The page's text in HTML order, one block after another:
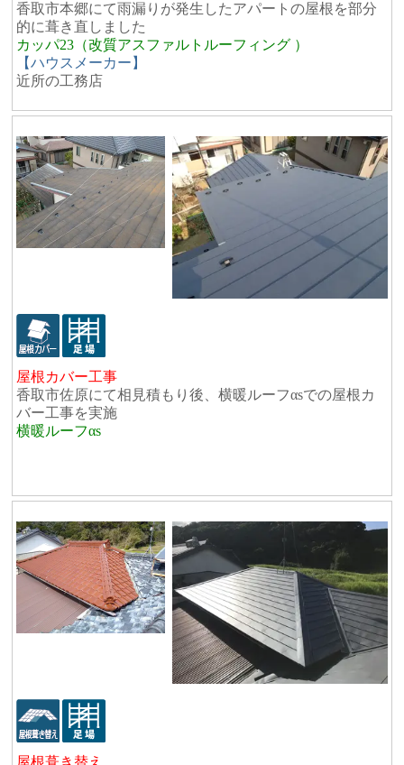
香取市本郷にて雨漏りが発生したアパートの屋根を部分
的に葺き直しました
カッパ23（改質アスファルトルーフィング ）
【ハウスメーカー】
近所の工務店
屋根カバー工事
香取市佐原にて相見積もり後、横暖ルーフαsでの屋根カ
バー工事を実施
横暖ルーフαs
屋根葺き替え